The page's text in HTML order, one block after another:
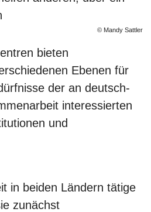
© Mandy Sattler
bieten
Ebenen für
der an deutsch-
interessierten
und
in beiden Ländern tätige
zunächst